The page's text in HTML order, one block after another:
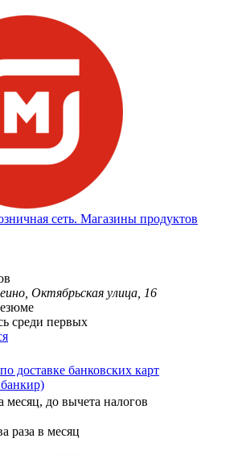
сеть. Магазины продуктов
Октябрьская улица, 16
среди первых
доставке банковских карт
месяц, до вычета налогов
раза в месяц